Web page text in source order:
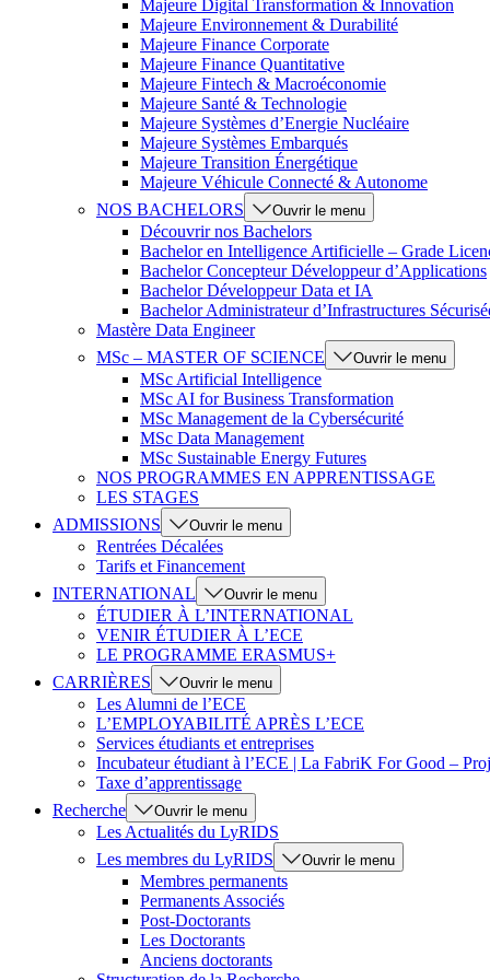
Majeure Digital Transformation & Innovation
Majeure Environnement & Durabilité
Majeure Finance Corporate
Majeure Finance Quantitative
Majeure Fintech & Macroéconomie
Majeure Santé & Technologie
Majeure Systèmes d’Energie Nucléaire
Majeure Systèmes Embarqués
Majeure Transition Énergétique
Majeure Véhicule Connecté & Autonome
NOS BACHELORS
Ouvrir le menu
Découvrir nos Bachelors
Bachelor en Intelligence Artificielle – Grade
Bachelor Concepteur Développeur d’Applications
Bachelor Développeur Data et IA
Bachelor Administrateur d’Infrastructures
Mastère Data Engineer
MSc – MASTER OF SCIENCE
Ouvrir le menu
MSc Artificial Intelligence
MSc AI for Business Transformation
MSc Management de la Cybersécurité
MSc Data Management
MSc Sustainable Energy Futures
NOS PROGRAMMES EN APPRENTISSAGE
LES STAGES
ADMISSIONS
Ouvrir le menu
Rentrées Décalées
Tarifs et Financement
INTERNATIONAL
Ouvrir le menu
ÉTUDIER À L’INTERNATIONAL
VENIR ÉTUDIER À L’ECE
LE PROGRAMME ERASMUS+
CARRIÈRES
Ouvrir le menu
Les Alumni de l’ECE
L’EMPLOYABILITÉ APRÈS L’ECE
Services étudiants et entreprises
Incubateur étudiant à l’ECE | La FabriK For Good –
Taxe d’apprentissage
Recherche
Ouvrir le menu
Les Actualités du LyRIDS
Les membres du LyRIDS
Ouvrir le menu
Membres permanents
Permanents Associés
Post-Doctorants
Les Doctorants
Anciens doctorants